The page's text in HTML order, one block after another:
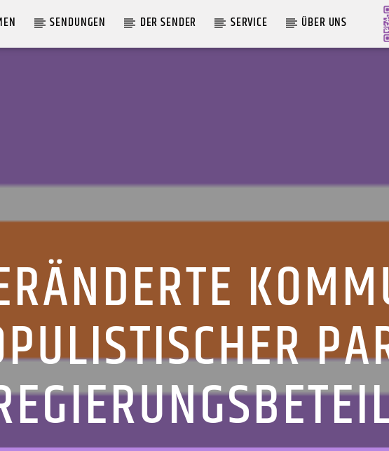
SENDUNGEN DER SENDER SERVICE ÜBER UNS